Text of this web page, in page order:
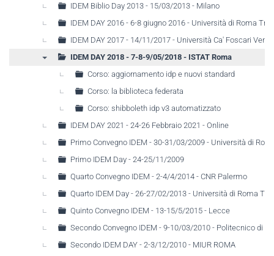
IDEM Biblio Day 2013 - 15/03/2013 - Milano
IDEM DAY 2016 - 6-8 giugno 2016 - Università di Roma Tre
IDEM DAY 2017 - 14/11/2017 - Università Ca' Foscari
IDEM DAY 2018 - 7-8-9/05/2018 - ISTAT Roma
Corso: aggiornamento idp e nuovi standard
Corso: la biblioteca federata
Corso: shibboleth idp v3 automatizzato
IDEM DAY 2021 - 24-26 Febbraio 2021 - Online
Primo Convegno IDEM - 30-31/03/2009 - Università di
Primo IDEM Day - 24-25/11/2009
Quarto Convegno IDEM - 2-4/4/2014 - CNR Palermo
Quarto IDEM Day - 26-27/02/2013 - Università di Roma Tre
Quinto Convegno IDEM - 13-15/5/2015 - Lecce
Secondo Convegno IDEM - 9-10/03/2010 - Politecnico di
Secondo IDEM DAY - 2-3/12/2010 - MIUR ROMA